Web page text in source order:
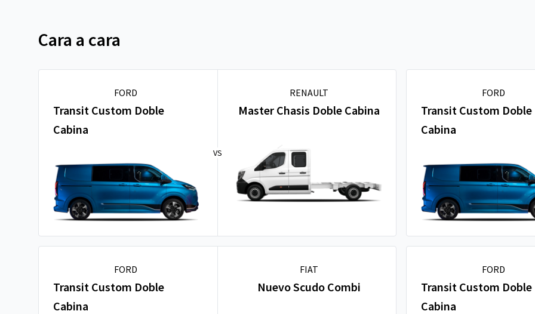
Cara a cara
FORD
Transit Custom Doble
Cabina
VS
RENAULT
Master Chasis Doble Cabina
FORD
Transit Custom Doble
Cabina
FORD
Transit Custom Doble
Cabina
FIAT
Nuevo Scudo Combi
FORD
Transit Custom Doble
Cabina